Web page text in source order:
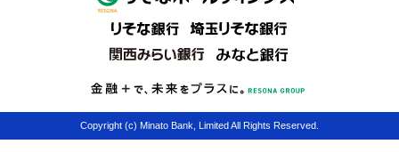
Copyright (c) Minato Bank, Limited All Rights Reserved.